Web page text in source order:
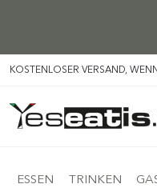
KOSTENLOSER VERSAND,
ESSEN TRINKEN